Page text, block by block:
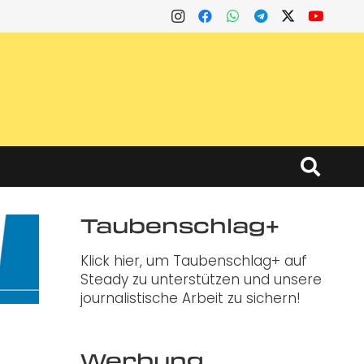
Taubenschlag+
Klick hier, um Taubenschlag+ auf
Steady zu unterstützen und unsere
journalistische Arbeit zu sichern!